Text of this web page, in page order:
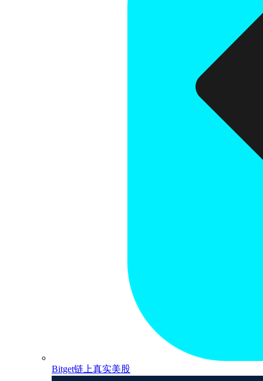
Bitget链上真实美股